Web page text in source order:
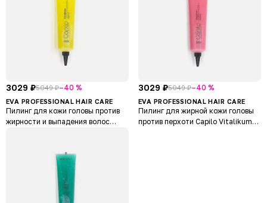
3029 ₽5049 ₽–40 %
EVA PROFESSIONAL HAIR CARE
Пилинг для кожи головы против
жирности и выпадения волос
3029 ₽5049 ₽–40 %
EVA PROFESSIONAL HAIR CARE
Пилинг для жирной кожи головы
против перхоти Capilo Vitalikum